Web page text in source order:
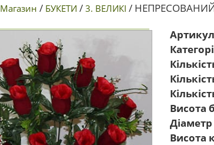
Магазин / БУКЕТИ / 3. ВЕЛИКІ / НЕПРЕСОВАНИЙ
Висота
Висота